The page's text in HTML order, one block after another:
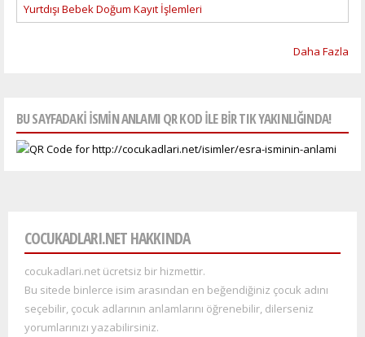
Yurtdışı Bebek Doğum Kayıt İşlemleri
Daha Fazla
BU SAYFADAKI ISMIN ANLAMI QR KOD ILE BIR TIK YAKINLIĞINDA!
COCUKADLARI.NET HAKKINDA
cocukadlari.net ücretsiz bir hizmettir.
Bu sitede binlerce isim arasından en beğendiğiniz çocuk adını
seçebilir, çocuk adlarının anlamlarını öğrenebilir, dilerseniz
yorumlarınızı yazabilirsiniz.